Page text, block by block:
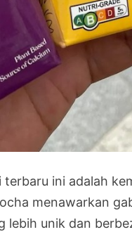
ini adalah
menawarkan
lebih unik dan